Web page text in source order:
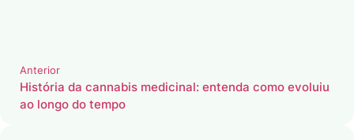
Anterior
História da cannabis medicinal: entenda como evoluiu
ao longo do tempo